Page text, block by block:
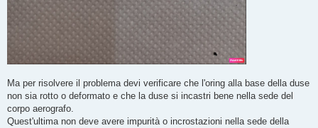
Ma per risolvere il problema devi verificare che l'oring alla base della duse
non sia rotto o deformato e che la duse si incastri bene nella sede del
corpo aerografo.
Quest'ultima non deve avere impurità o incrostazioni nella sede della